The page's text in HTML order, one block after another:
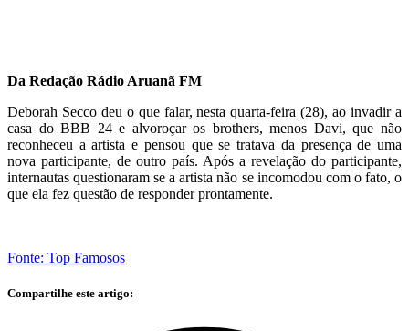
Da Redação Rádio Aruanã FM
Deborah Secco deu o que falar, nesta quarta-feira (28), ao invadir a
casa do BBB 24 e alvoroçar os brothers, menos Davi, que não
reconheceu a artista e pensou que se tratava da presença de uma
nova participante, de outro país. Após a revelação do participante,
internautas questionaram se a artista não se incomodou com o fato, o
que ela fez questão de responder prontamente.
Fonte: Top Famosos
Compartilhe este artigo: